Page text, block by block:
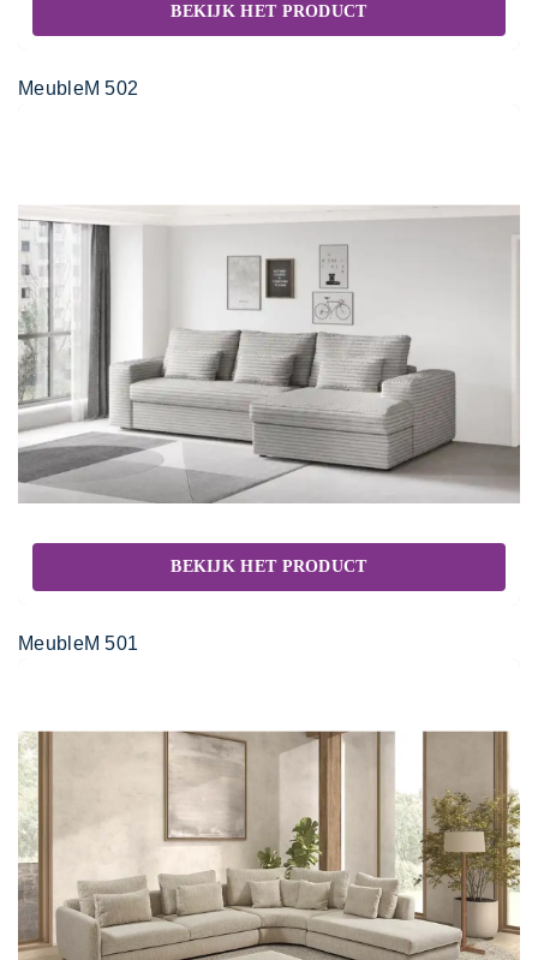
BEKIJK HET PRODUCT
MeubleM 502
BEKIJK HET PRODUCT
MeubleM 501